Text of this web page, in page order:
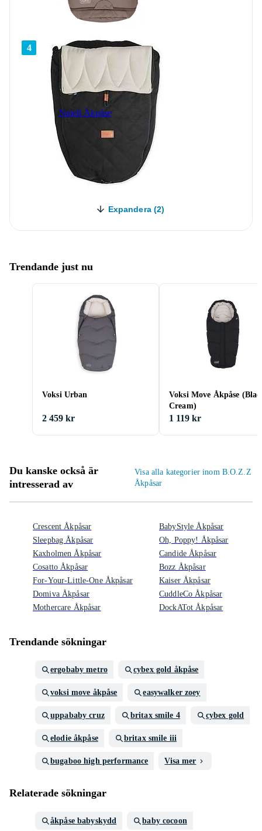
4
Najell Åkpåse
Expandera (2)
Trendande just nu
Voksi Urban
2 459 kr
Voksi Move Åkpåse
Cream)
1 119 kr
Du kanske också är
intresserad av
Visa alla kategorier inom B.O.Z.Z
Åkpåsar
Crescent Åkpåsar
Sleepbag Åkpåsar
Kaxholmen Åkpåsar
Cosatto Åkpåsar
For-Your-Little-One Åkpåsar
Domiva Åkpåsar
Mothercare Åkpåsar
BabyStyle Åkpåsar
Oh, Poppy! Åkpåsar
Candide Åkpåsar
Bozz Åkpåsar
Kaiser Åkpåsar
CuddleCo Åkpåsar
DockATot Åkpåsar
Trendande sökningar
ergobaby metro cybex gold åkpåse
voksi move åkpåse easywalker zoey
uppababy cruz britax smile 4 cybex gold
elodie åkpåse britax smile iii
bugaboo high performance Visa mer
Relaterade sökningar
åkpåse babyskydd baby cocoon